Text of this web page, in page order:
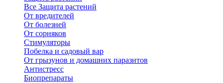
Все Защита растений
От вредителей
От болезней
От сорняков
Стимуляторы
Побелка и садовый вар
От грызунов и домашних паразитов
Антистресс
Биопрепараты